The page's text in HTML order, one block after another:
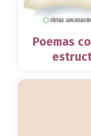
Poemas